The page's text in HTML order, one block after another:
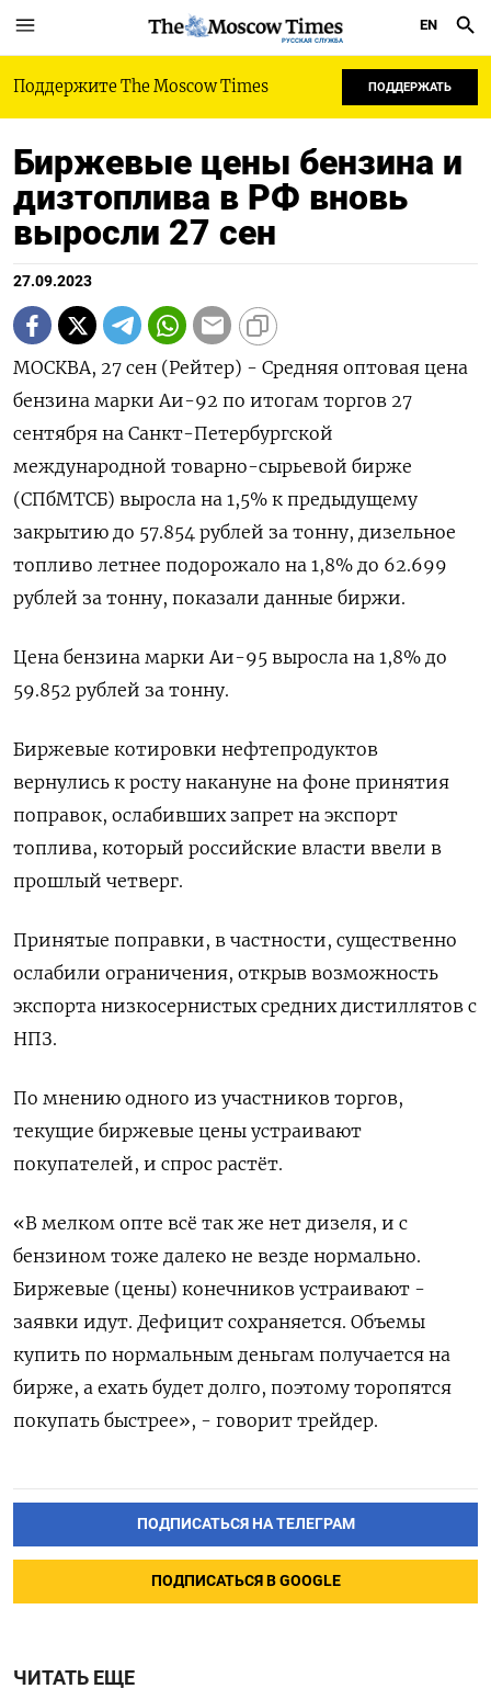
РУССКАЯ СЛУЖБА
EN
Поддержите The Moscow Times ПОДДЕРЖАТЬ
Биржевые цены бензина и
дизтоплива в РФ вновь
выросли 27 сен
27.09.2023
МОСКВА, 27 сен (Рейтер) - Средняя оптовая цена
бензина марки Аи-92 по итогам торгов 27
сентября на Санкт-Петербургской
международной товарно-сырьевой бирже
(СПбМТСБ) выросла на 1,5% к предыдущему
закрытию до 57.854 рублей за тонну, дизельное
топливо летнее подорожало на 1,8% до 62.699
рублей за тонну, показали данные биржи.
Цена бензина марки Аи-95 выросла на 1,8% до
59.852 рублей за тонну.
Биржевые котировки нефтепродуктов
вернулись к росту накануне на фоне принятия
поправок, ослабивших запрет на экспорт
топлива, который российские власти ввели в
прошлый четверг.
Принятые поправки, в частности, существенно
ослабили ограничения, открыв возможность
экспорта низкосернистых средних дистиллятов с
НПЗ.
По мнению одного из участников торгов,
текущие биржевые цены устраивают
покупателей, и спрос растёт.
«В мелком опте всё так же нет дизеля, и с
бензином тоже далеко не везде нормально.
Биржевые (цены) конечников устраивают -
заявки идут. Дефицит сохраняется. Объемы
купить по нормальным деньгам получается на
бирже, а ехать будет долго, поэтому торопятся
покупать быстрее», - говорит трейдер.
ПОДПИСАТЬСЯ НА ТЕЛЕГРАМ
ПОДПИСАТЬСЯ В GOOGLE
ЧИТАТЬ ЕЩЕ